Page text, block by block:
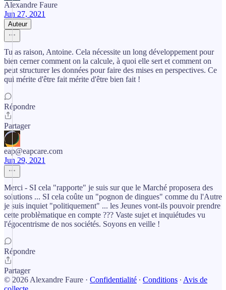
Alexandre Faure
Jun 27, 2021
Auteur
Tu as raison, Antoine. Cela nécessite un long développement pour
bien cerner comment on la calcule, à quoi elle sert et comment on
peut structurer les données pour faire des mises en perspectives. Ce
qui mérite d'être fait mérite d'être bien fait !
Répondre
Partager
eap@eapcare.com
Jun 29, 2021
Merci - SI cela "rapporte" je suis sur que le Marché proposera des
solutions ... SI cela coûte un "pognon de dingues" comme du l'Autre
je suis inquiet "politiquement" ... les Jeunes vont-ils pouvoir prendre
cette problèmatique en compte ??? Vaste sujet et inquiétudes vu
l'égocentrisme de nos sociétés. Soyons en veille !
Répondre
Partager
© 2026 Alexandre Faure · Confidentialité ∙ Conditions ∙ Avis de